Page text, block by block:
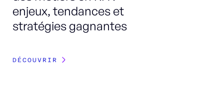
enjeux, tendances et
stratégies gagnantes
DÉCOUVRIR